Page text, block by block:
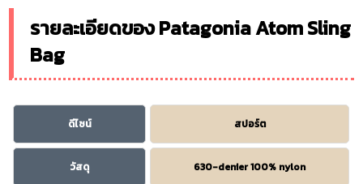
รายละเอียดของ Patagonia Atom Sling
Bag
ดีไซน์ สปอร์ต
วัสดุ 630-denier 100% nylon